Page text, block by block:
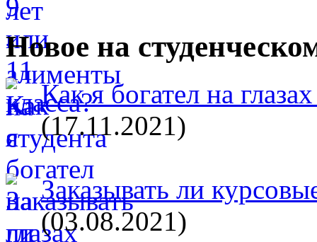
Новое на
Как я богател на
(17.11.2021)
Заказывать ли
(03.08.2021)